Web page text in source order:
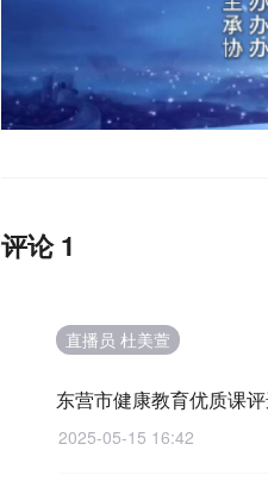
评论 1
直播员 杜美萱
东营市健康教育优质课
2025-05-15 16:42